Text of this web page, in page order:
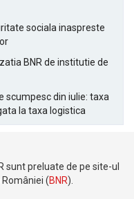
sociala inaspreste
BNR de institutie de
scumpesc din iulie: taxa
la taxa logistica
sunt preluate de pe site-ul
(BNR).